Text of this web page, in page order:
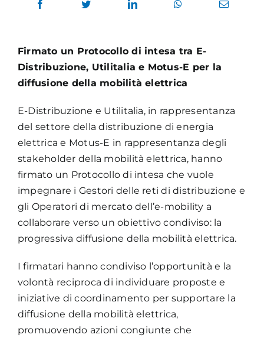
Firmato un Protocollo di intesa tra E-
Distribuzione, Utilitalia e Motus-E per la
diffusione della mobilità elettrica
E-Distribuzione e Utilitalia, in rappresentanza
del settore della distribuzione di energia
elettrica e Motus-E in rappresentanza degli
stakeholder della mobilità elettrica, hanno
firmato un Protocollo di intesa che vuole
impegnare i Gestori delle reti di distribuzione e
gli Operatori di mercato dell’e-mobility a
collaborare verso un obiettivo condiviso: la
progressiva diffusione della mobilità elettrica.
I firmatari hanno condiviso l’opportunità e la
volontà reciproca di individuare proposte e
iniziative di coordinamento per supportare la
diffusione della mobilità elettrica,
promuovendo azioni congiunte che